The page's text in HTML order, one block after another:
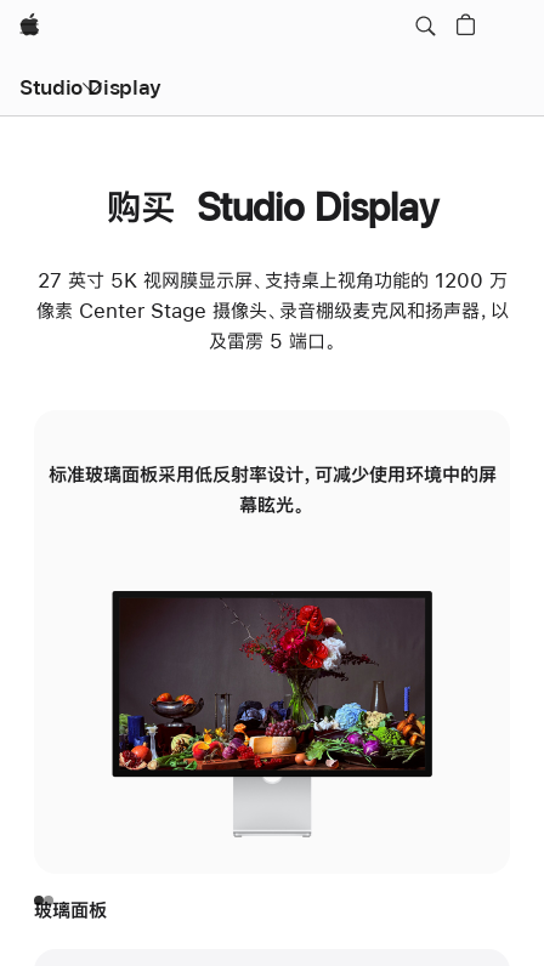
Apple
Studio Display
购买 Studio Display
27 英寸 5K 视网膜显示屏、支持桌上视角功能的 1200 万
像素 Center Stage 摄像头、录音棚级麦克风和扬声器，以
及雷雳 5 端口。
标准玻璃面板采用低反射率设计，可减少使用环境中的屏
幕眩光。
玻璃面板